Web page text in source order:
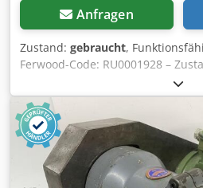
Anfragen
Zustand: gebraucht,
Ferwood-Code: RU0001928 –
Funktionalität: Nicht geprüft –
BIESSE TECHNO FDT
TECHNO S – Bei Interesse bieten
Revisionsservice an, kontaktieren
Ak Tsha